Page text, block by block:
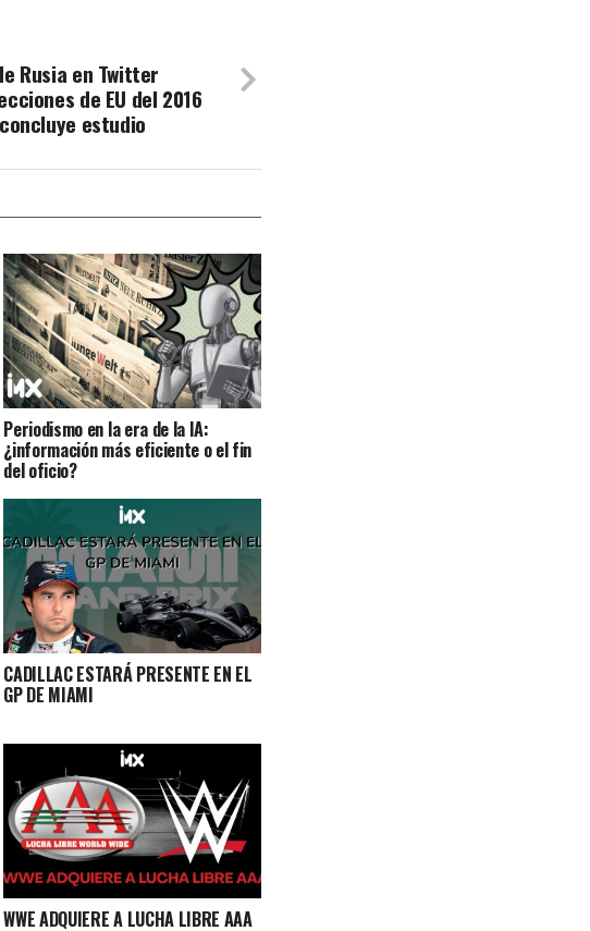
Rusia en Twitter
de EU del 2016
estudio
Periodismo en la era de la IA:
¿información más eficiente o el fin
del oficio?
CADILLAC ESTARÁ PRESENTE EN EL
GP DE MIAMI
WWE ADQUIERE A LUCHA LIBRE AAA